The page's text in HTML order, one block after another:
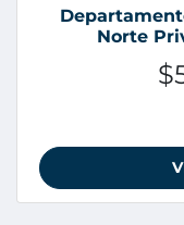
Norte